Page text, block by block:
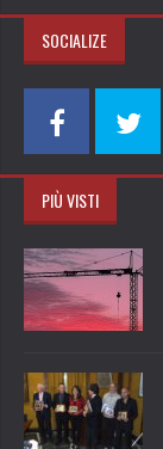
SOCIALIZE
PIÙ VISTI